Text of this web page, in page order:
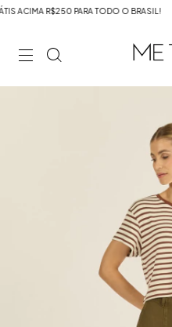
ACIMA R$250 PARA TODO O BRASIL!